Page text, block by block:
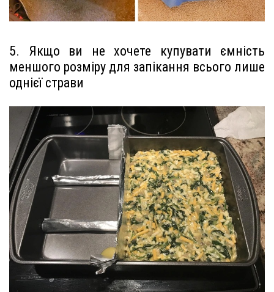
5. Якщо ви не хочете купувати ємність
меншого розміру для запікання всього лише
однієї страви